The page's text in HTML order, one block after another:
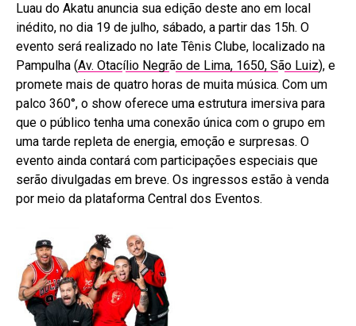
Luau do Akatu anuncia sua edição deste ano em local
inédito, no dia 19 de julho, sábado, a partir das 15h. O
evento será realizado no Iate Tênis Clube, localizado na
Pampulha (Av. Otacílio Negrão de Lima, 1650, São Luiz), e
promete mais de quatro horas de muita música. Com um
palco 360°, o show oferece uma estrutura imersiva para
que o público tenha uma conexão única com o grupo em
uma tarde repleta de energia, emoção e surpresas. O
evento ainda contará com participações especiais que
serão divulgadas em breve. Os ingressos estão à venda
por meio da plataforma Central dos Eventos.